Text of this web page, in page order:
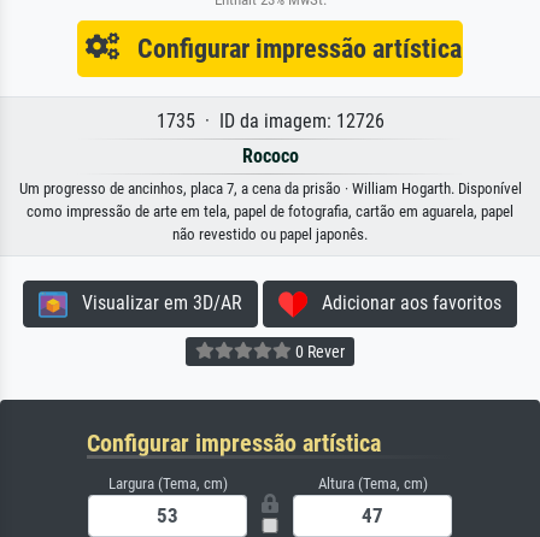
Configurar impressão artística
1735 · ID da imagem: 12726
Rococo
Um progresso de ancinhos, placa 7, a cena da prisão · William Hogarth. Disponível
como impressão de arte em tela, papel de fotografia, cartão em aguarela, papel
não revestido ou papel japonês.
Visualizar em 3D/AR Adicionar aos favoritos
0 Rever
Configurar impressão artística
Largura (Tema, cm) Altura (Tema, cm)